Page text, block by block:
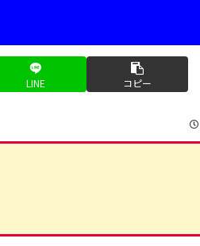
LINE コピー